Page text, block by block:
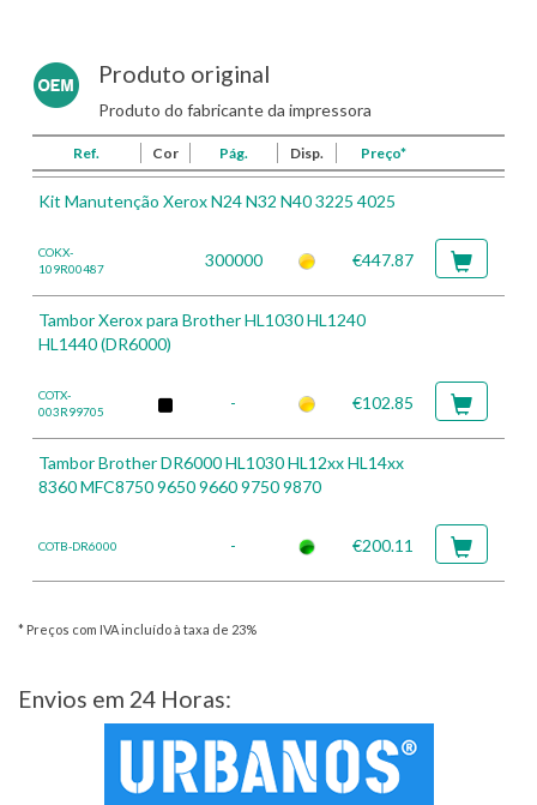
Produto original
Produto do fabricante da impressora
Ref. Cor Pág. Disp. Preço*
Kit Manutenção Xerox N24 N32 N40 3225 4025
COKX-
109R00487
300000 €447.87
Tambor Xerox para Brother HL1030 HL1240
HL1440 (DR6000)
COTX-
003R99705
- €102.85
Tambor Brother DR6000 HL1030 HL12xx HL14xx
8360 MFC8750 9650 9660 9750 9870
COTB-DR6000 - €200.11
* Preços com IVA incluído à taxa de 23%
Envios em 24 Horas: